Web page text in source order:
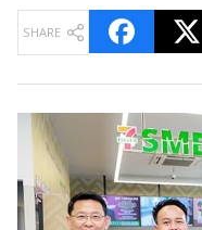
SHARE